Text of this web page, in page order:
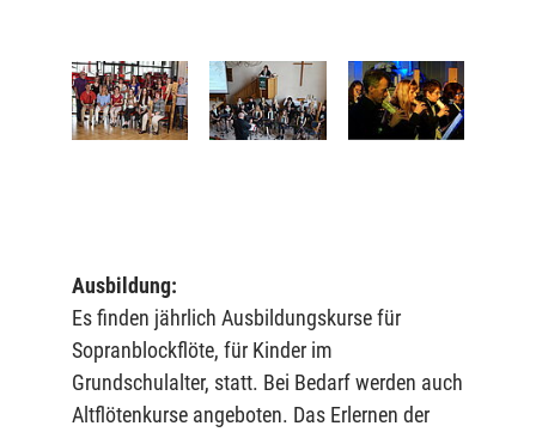
Ausbildung:
Es finden jährlich Ausbildungskurse für
Sopranblockflöte, für Kinder im
Grundschulalter, statt. Bei Bedarf werden auch
Altflötenkurse angeboten. Das Erlernen der